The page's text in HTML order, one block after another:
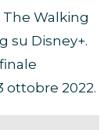
The Walking
su Disney+.
ottobre 2022.